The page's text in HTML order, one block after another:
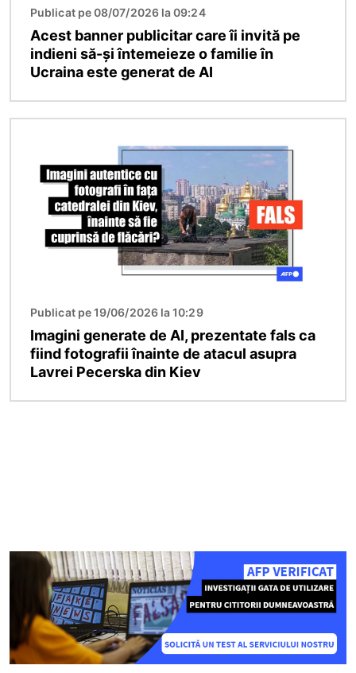
Publicat pe 08/07/2026 la 09:24
Acest banner publicitar care îi invită pe
indieni să-și întemeieze o familie în
Ucraina este generat de AI
Publicat pe 19/06/2026 la 10:29
Imagini generate de AI, prezentate fals ca
fiind fotografii înainte de atacul asupra
Lavrei Pecerska din Kiev